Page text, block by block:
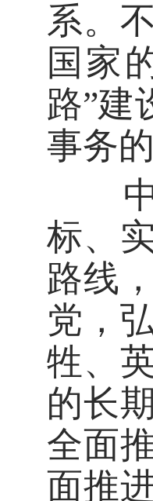
系。
国家
路”建
事务
中
标、
路线
党，
牲、
的长
全面
面推